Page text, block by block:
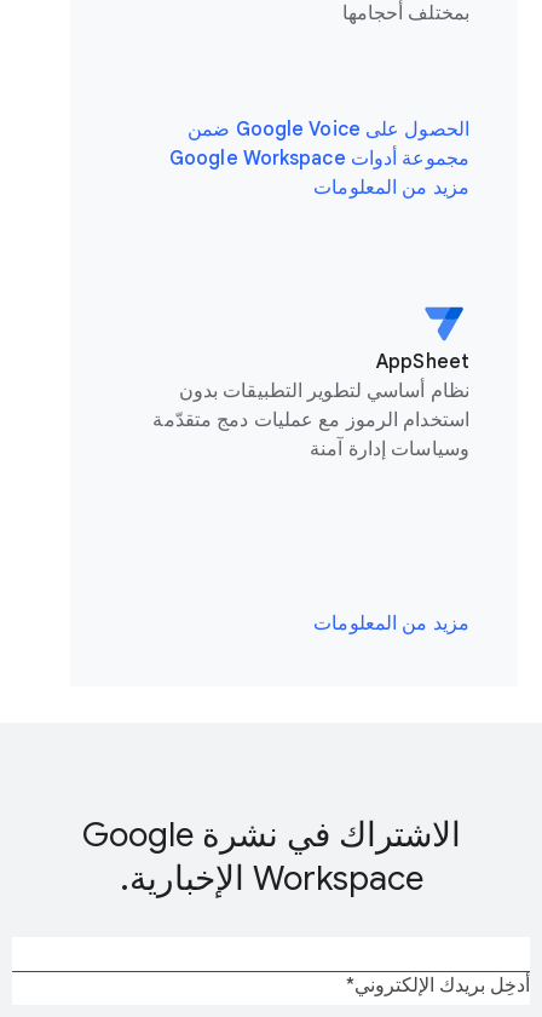
بمختلف أحجامها
الحصول على Google Voice ضمن
مجموعة أدوات Google Workspace
مزيد من المعلومات
AppSheet
نظام أساسي لتطوير التطبيقات بدون
استخدام الرموز مع عمليات دمج متقدّمة
وسياسات إدارة آمنة
مزيد من المعلومات
الاشتراك في نشرة Google
Workspace الإخبارية.
أدخِل بريدك الإلكتروني